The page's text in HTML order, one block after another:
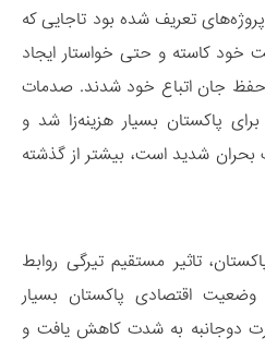
تعریف شده بود تاجایی که
خود کاسته و حتی خواستار ایجاد
جان اتباع خود شدند. صدمات
پاکستان بسیار هزینه‌زا شد و
بحران شدید است، بیشتر از گذشته
تاثیر مستقیم تیرگی روابط
اقتصادی پاکستان بسیار
دوجانبه به شدت کاهش یافت و